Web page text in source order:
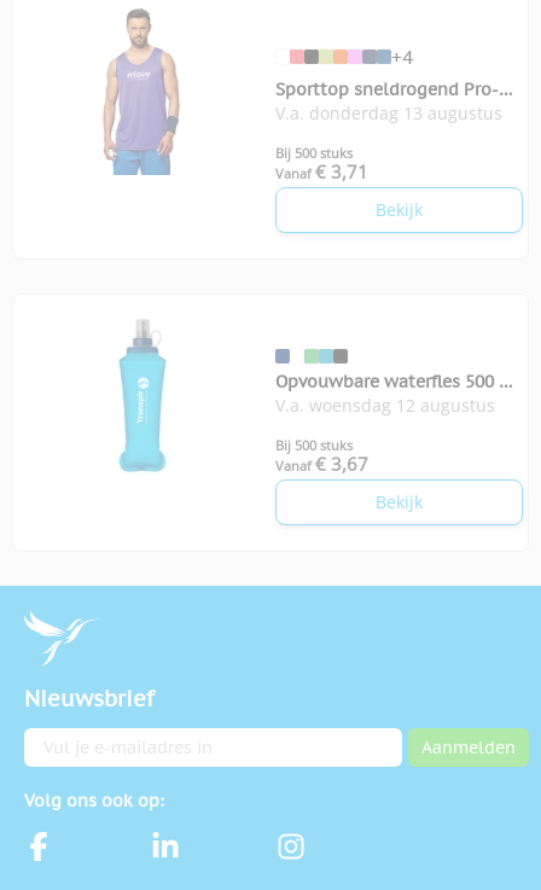
+4
Sporttop sneldrogend Pro-
Act heren
V.a. donderdag 13 augustus
Bij 500 stuks
Vanaf € 3,71
Bekijk
Opvouwbare waterfles 500 ml
Biter
V.a. woensdag 12 augustus
Bij 500 stuks
Vanaf € 3,67
Bekijk
Nieuwsbrief
E-mailadres Aanmelden
Volg ons ook op: